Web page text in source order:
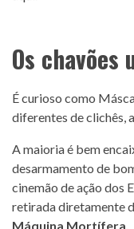
Os chavões
É curioso como
diferentes de clichês,
A maioria é bem
desarmamento de
cinemão de ação dos
retirada diretamente
Máquina Mortífera.